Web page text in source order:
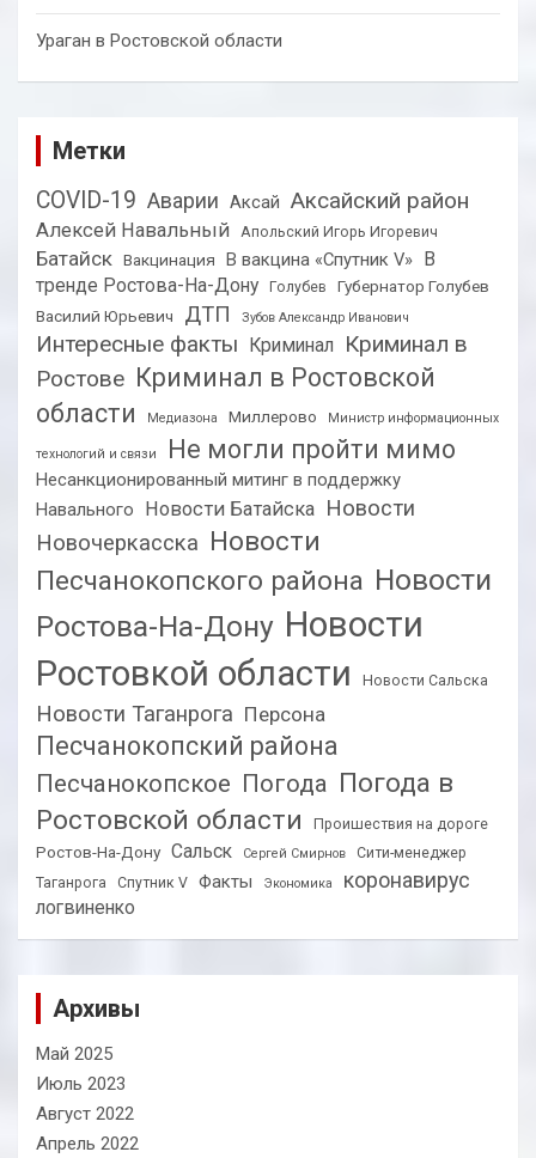
Ураган в Ростовской области
Метки
COVID-19 Аварии Аксай Аксайский район
Алексей Навальный Апольский Игорь Игоревич
Батайск Вакцинация В вакцина «Спутник V» В
тренде Ростова-На-Дону
Голубев
Губернатор Голубев
Василий Юрьевич
ДТП Зубов Александр Иванович
Интересные факты Криминал
Криминал в
Ростове Криминал в Ростовской
области
Медиазона Миллерово Министр информационных
технологий и связи Не могли пройти мимо
Несанкционированный митинг в поддержку
Навального
Новости Батайска Новости
Новочеркасска Новости
Песчанокопского района Новости
Ростова-На-Дону Новости
Ростовкой области
Новости Сальска
Новости Таганрога Персона
Песчанокопский района
Песчанокопское Погода Погода в
Ростовской области
Проишествия на дороге
Ростов-На-Дону Сальск Сергей Смирнов
Сити-менеджер
Таганрога
Спутник V Факты Экономика коронавирус
логвиненко
Архивы
Май 2025
Июль 2023
Август 2022
Апрель 2022